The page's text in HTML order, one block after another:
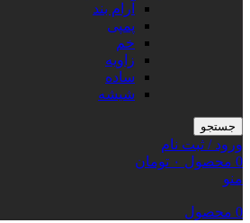
آرام بند
پمپی
خم
زاویه
ساده
شیشه
جستجو
ورود / ثبت نام
0 محصول ۰ تومان
منو
0 محصول